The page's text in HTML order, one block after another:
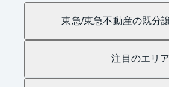
東急/東急不動産の既分
注目のエリア